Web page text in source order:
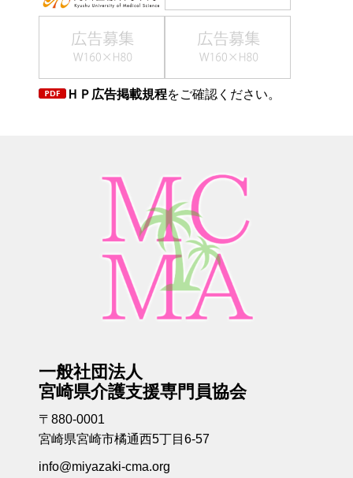
ＨＰ広告掲載規程をご確認ください。
一般社団法人
宮崎県介護支援専門員協会
〒880-0001
宮崎県宮崎市橘通西5丁目6-57
info@miyazaki-cma.org